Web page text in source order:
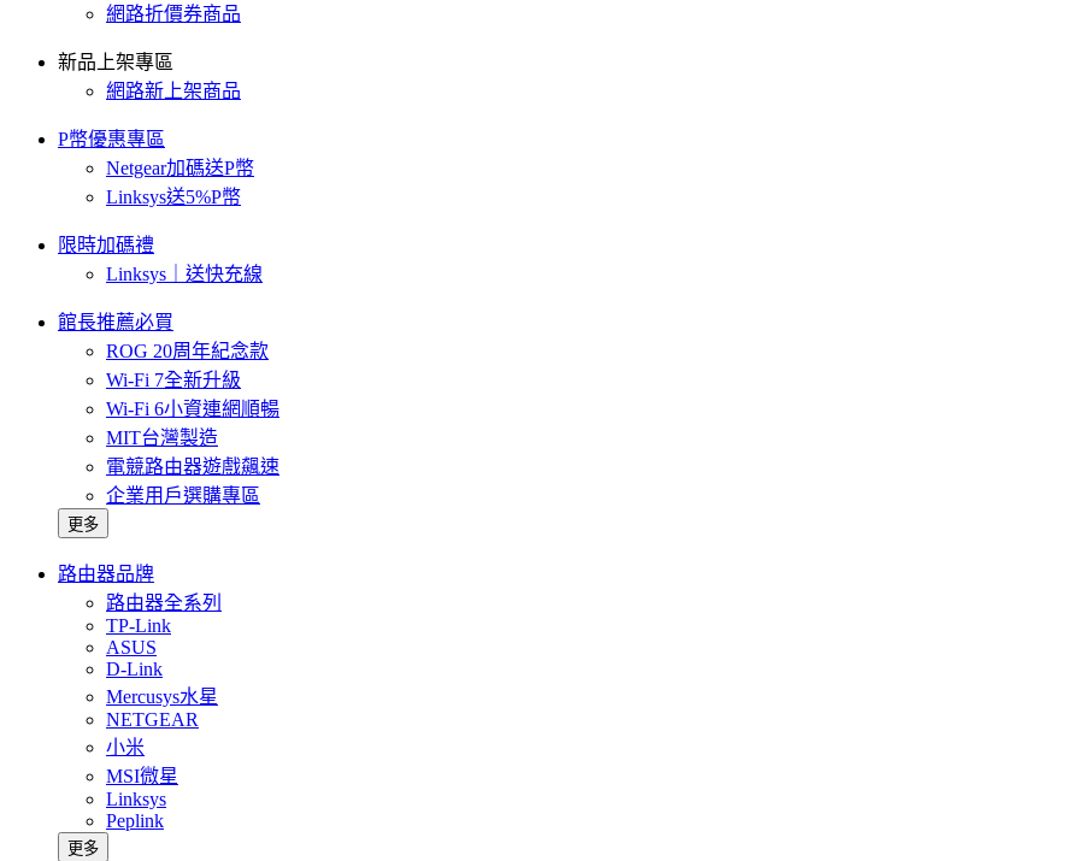
網路折價券商品
新品上架專區
網路新上架商品
P幣優惠專區
Netgear加碼送P幣
Linksys送5%P幣
限時加碼禮
Linksys｜送快充線
館長推薦必買
ROG 20周年紀念款
Wi-Fi 7全新升級
Wi-Fi 6小資連網順暢
MIT台灣製造
電競路由器遊戲飆速
企業用戶選購專區
更多
路由器品牌
路由器全系列
TP-Link
ASUS
D-Link
Mercusys水星
NETGEAR
小米
MSI微星
Linksys
Peplink
更多